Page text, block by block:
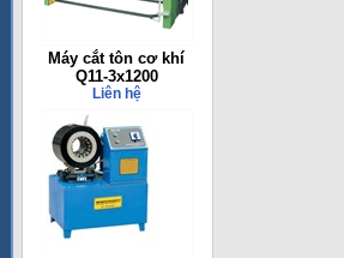
Máy cắt tôn cơ khí
Q11-3x1200
Liên hệ